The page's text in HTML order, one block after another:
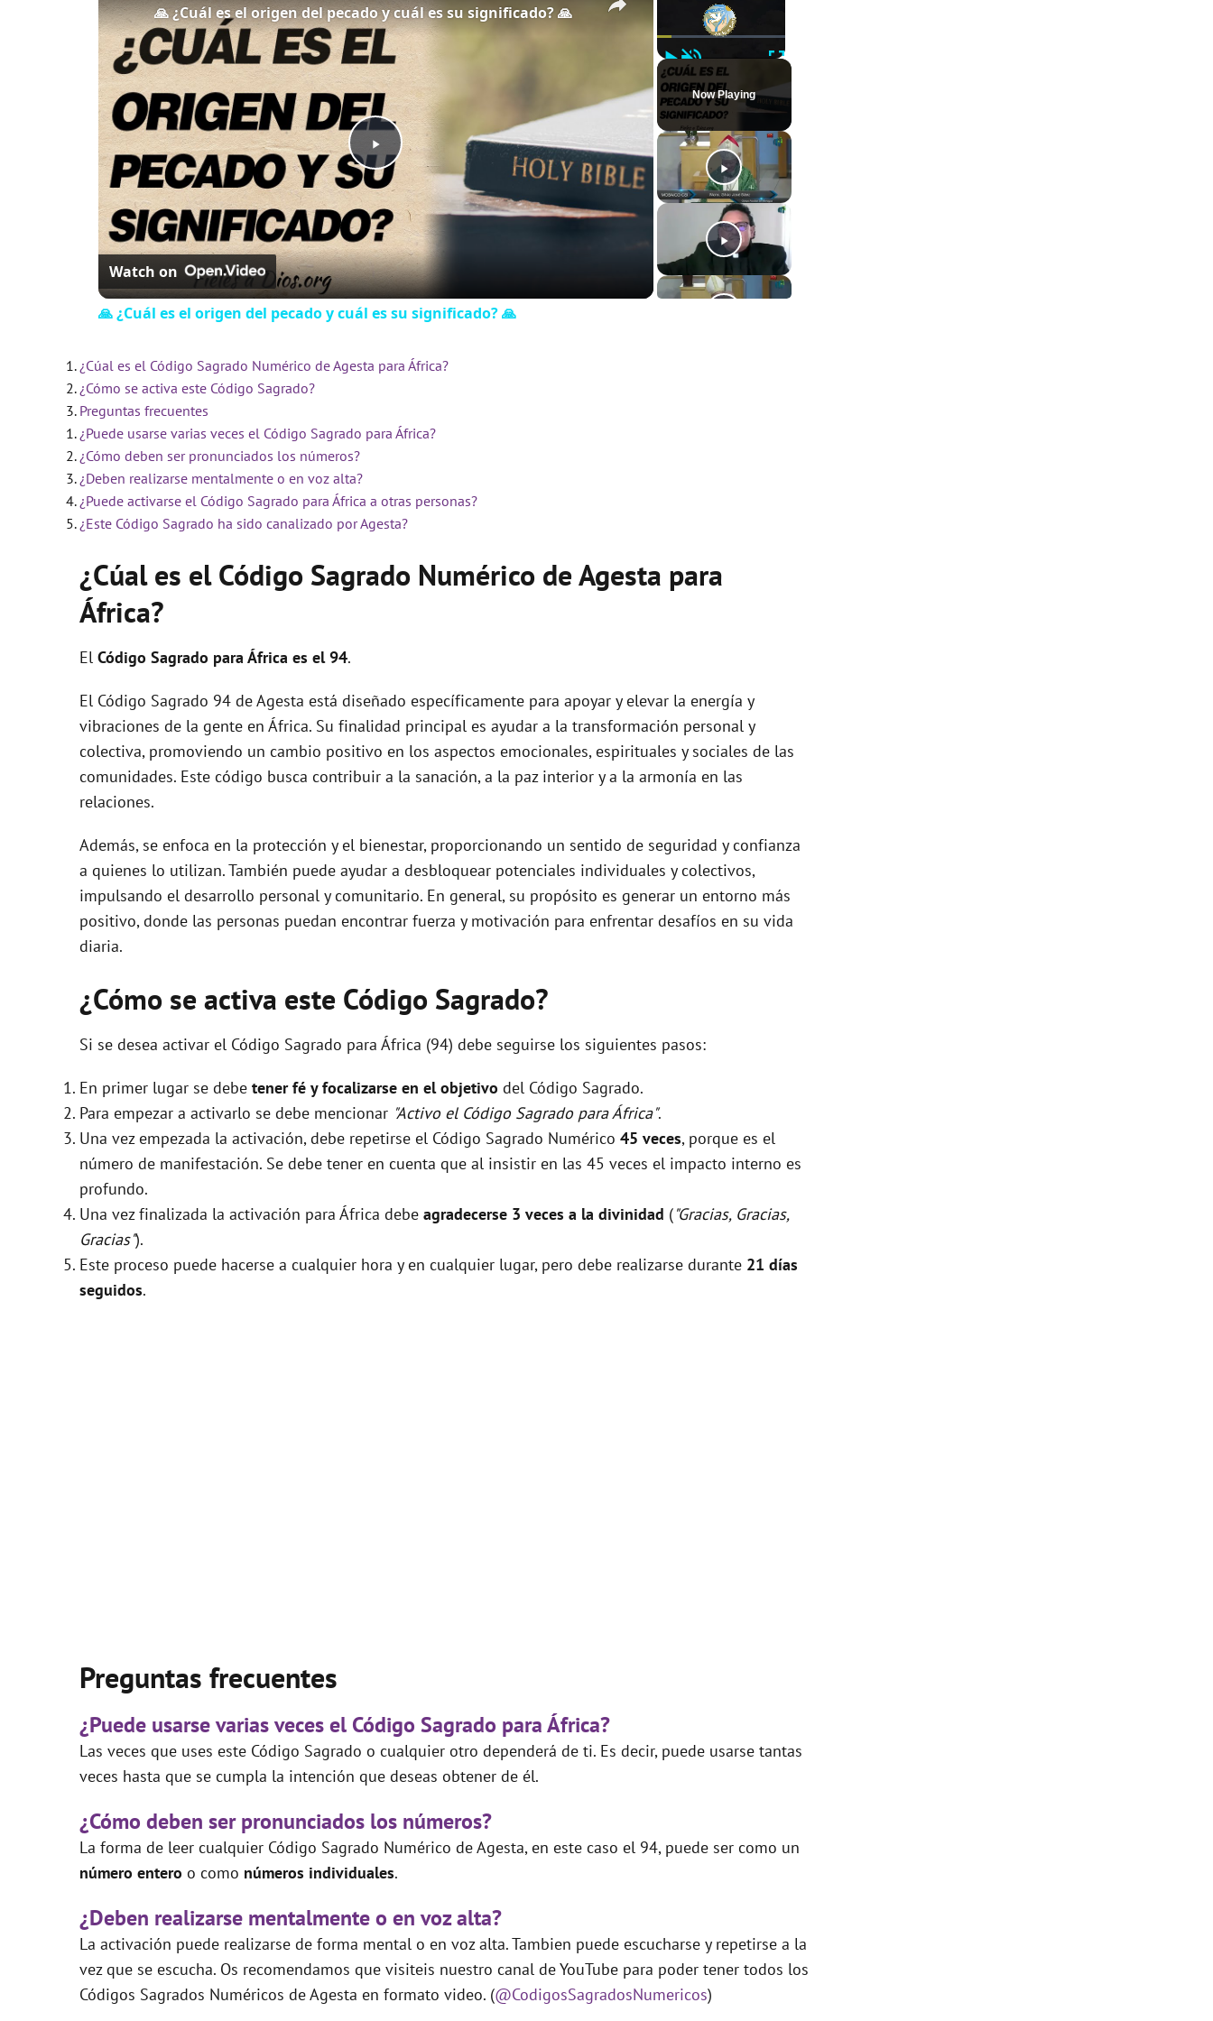
PlayUnmute Fullscreen
Now Playing
P
l
a
i
d
🙏 ¿Cuál es el origen del pecado y cuál es su significado? 🙏
Watch on
🙏 ¿Cuál es el origen del pecado y cuál es su significado? 🙏
¿Cúal es el Código Sagrado Numérico de Agesta para África?
¿Cómo se activa este Código Sagrado?
Preguntas frecuentes
¿Puede usarse varias veces el Código Sagrado para África?
¿Cómo deben ser pronunciados los números?
¿Deben realizarse mentalmente o en voz alta?
¿Puede activarse el Código Sagrado para África a otras personas?
¿Este Código Sagrado ha sido canalizado por Agesta?
¿Cúal es el Código Sagrado Numérico de Agesta para
África?
El Código Sagrado para África es el 94.
El Código Sagrado 94 de Agesta está diseñado específicamente para apoyar y elevar la energía y
vibraciones de la gente en África. Su finalidad principal es ayudar a la transformación personal y
colectiva, promoviendo un cambio positivo en los aspectos emocionales, espirituales y sociales de las
comunidades. Este código busca contribuir a la sanación, a la paz interior y a la armonía en las
relaciones.
Además, se enfoca en la protección y el bienestar, proporcionando un sentido de seguridad y confianza
a quienes lo utilizan. También puede ayudar a desbloquear potenciales individuales y colectivos,
impulsando el desarrollo personal y comunitario. En general, su propósito es generar un entorno más
positivo, donde las personas puedan encontrar fuerza y motivación para enfrentar desafíos en su vida
diaria.
¿Cómo se activa este Código Sagrado?
Si se desea activar el Código Sagrado para África (94) debe seguirse los siguientes pasos:
En primer lugar se debe tener fé y focalizarse en el objetivo del Código Sagrado.
Para empezar a activarlo se debe mencionar "Activo el Código Sagrado para África".
Una vez empezada la activación, debe repetirse el Código Sagrado Numérico 45 veces, porque es el
número de manifestación. Se debe tener en cuenta que al insistir en las 45 veces el impacto interno es
profundo.
Una vez finalizada la activación para África debe agradecerse 3 veces a la divinidad ("Gracias, Gracias,
Gracias").
Este proceso puede hacerse a cualquier hora y en cualquier lugar, pero debe realizarse durante 21 días
seguidos.
Preguntas frecuentes
¿Puede usarse varias veces el Código Sagrado para África?
Las veces que uses este Código Sagrado o cualquier otro dependerá de ti. Es decir, puede usarse tantas
veces hasta que se cumpla la intención que deseas obtener de él.
¿Cómo deben ser pronunciados los números?
La forma de leer cualquier Código Sagrado Numérico de Agesta, en este caso el 94, puede ser como un
número entero o como números individuales.
¿Deben realizarse mentalmente o en voz alta?
La activación puede realizarse de forma mental o en voz alta. Tambien puede escucharse y repetirse a la
vez que se escucha. Os recomendamos que visiteis nuestro canal de YouTube para poder tener todos los
Códigos Sagrados Numéricos de Agesta en formato video. (@CodigosSagradosNumericos)